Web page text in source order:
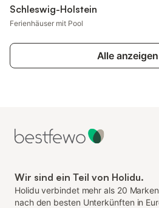
Schleswig-Holstein
Ferienhäuser mit Pool
Alle anzeigen
Wir sind ein Teil von Holidu.
Holidu verbindet mehr als 20
nach den besten Unterkünften in